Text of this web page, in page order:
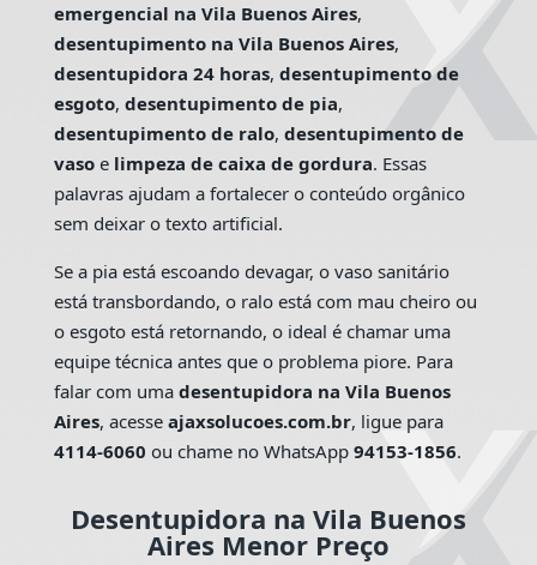
emergencial na Vila Buenos Aires,
desentupimento na Vila Buenos Aires,
desentupidora 24 horas, desentupimento de
esgoto, desentupimento de pia,
desentupimento de ralo, desentupimento de
vasoe limpeza de caixa de gordura. Essas
palavras ajudam a fortalecer o conteúdo orgânico
sem deixar o texto artificial.
Se a pia está escoando devagar, o vaso sanitário
está transbordando, o ralo está com mau cheiro ou
o esgoto está retornando, o ideal é chamar uma
equipe técnica antes que o problema piore. Para
falar com uma desentupidora na Vila Buenos
Aires, acesse ajaxsolucoes.com.br, ligue para
4114-6060 ou chame no WhatsApp 94153-1856.
Desentupidora na Vila Buenos
Aires Menor Preço